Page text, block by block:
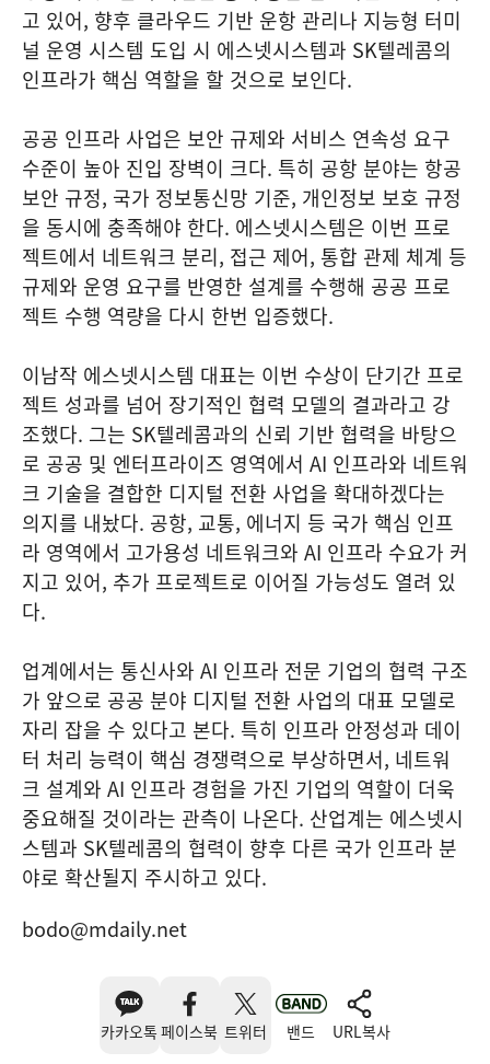
고 있어, 향후 클라우드 기반 운항 관리나 지능형 터미
널 운영 시스템 도입 시 에스넷시스템과 SK텔레콤의
인프라가 핵심 역할을 할 것으로 보인다.
공공 인프라 사업은 보안 규제와 서비스 연속성 요구
수준이 높아 진입 장벽이 크다. 특히 공항 분야는 항공
보안 규정, 국가 정보통신망 기준, 개인정보 보호 규정
을 동시에 충족해야 한다. 에스넷시스템은 이번 프로
젝트에서 네트워크 분리, 접근 제어, 통합 관제 체계 등
규제와 운영 요구를 반영한 설계를 수행해 공공 프로
젝트 수행 역량을 다시 한번 입증했다.
이남작 에스넷시스템 대표는 이번 수상이 단기간 프로
젝트 성과를 넘어 장기적인 협력 모델의 결과라고 강
조했다. 그는 SK텔레콤과의 신뢰 기반 협력을 바탕으
로 공공 및 엔터프라이즈 영역에서 AI 인프라와 네트워
크 기술을 결합한 디지털 전환 사업을 확대하겠다는
의지를 내놨다. 공항, 교통, 에너지 등 국가 핵심 인프
라 영역에서 고가용성 네트워크와 AI 인프라 수요가 커
지고 있어, 추가 프로젝트로 이어질 가능성도 열려 있
다.
업계에서는 통신사와 AI 인프라 전문 기업의 협력 구조
가 앞으로 공공 분야 디지털 전환 사업의 대표 모델로
자리 잡을 수 있다고 본다. 특히 인프라 안정성과 데이
터 처리 능력이 핵심 경쟁력으로 부상하면서, 네트워
크 설계와 AI 인프라 경험을 가진 기업의 역할이 더욱
중요해질 것이라는 관측이 나온다. 산업계는 에스넷시
스템과 SK텔레콤의 협력이 향후 다른 국가 인프라 분
야로 확산될지 주시하고 있다.
bodo@mdaily.net
카카오톡 페이스북 트위터 밴드 URL복사